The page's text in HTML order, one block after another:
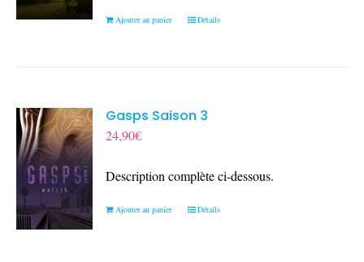
Ajouter au panier Détails
Gasps Saison 3
24,90€
Description complète ci-dessous.
Ajouter au panier Détails